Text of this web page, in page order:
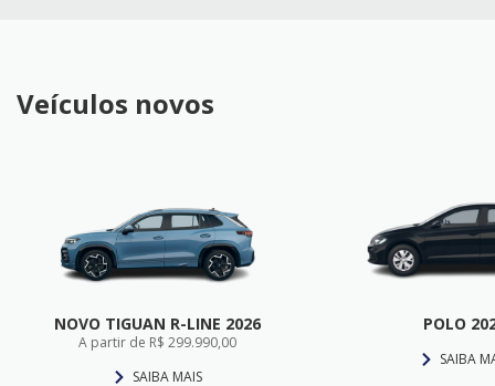
Veículos novos
NOVO TIGUAN R-LINE 2026
A partir de R$ 299.990,00
SAIBA MAIS
POLO
SAIBA